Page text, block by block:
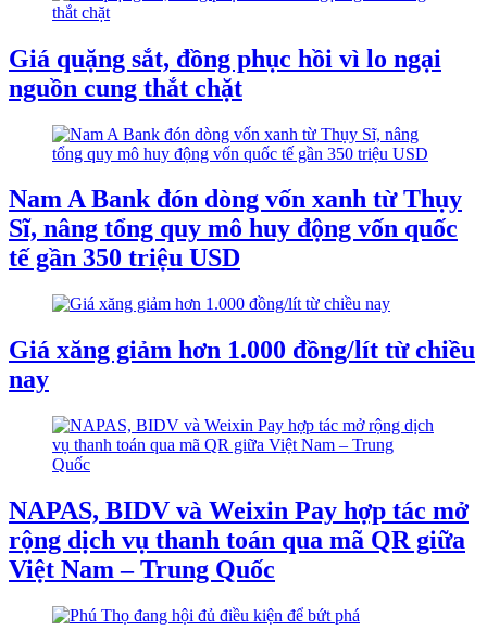
Giá quặng sắt, đồng phục hồi vì lo ngại
nguồn cung thắt chặt
Nam A Bank đón dòng vốn xanh từ Thụy
Sĩ, nâng tổng quy mô huy động vốn quốc
tế gần 350 triệu USD
Giá xăng giảm hơn 1.000 đồng/lít từ chiều
nay
NAPAS, BIDV và Weixin Pay hợp tác mở
rộng dịch vụ thanh toán qua mã QR giữa
Việt Nam – Trung Quốc